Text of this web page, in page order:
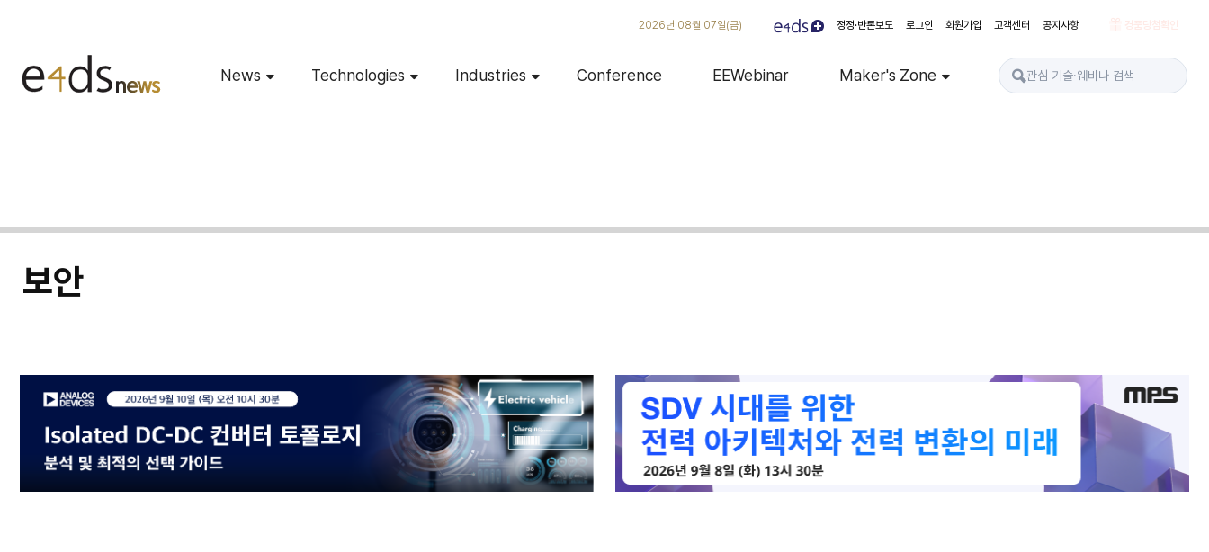
2026년 08월 07일(금) 정정·반론보도 로그인 회원가입 고객센터 공지사항 경품당첨확인
News Technologies Industries Conference EEWebinar Maker's Zone
보안